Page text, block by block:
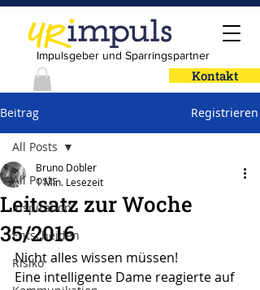
Impulsgeber und Sparringspartner
Kontakt
Beitrag Registrieren
All Posts
Inspiration
Entscheiden
Risiko
All Posts
Leitsatz zur Woche
35/2016
Bruno Dobler
1 Min. Lesezeit
Nicht alles wissen müssen!
Eine intelligente Dame reagierte auf